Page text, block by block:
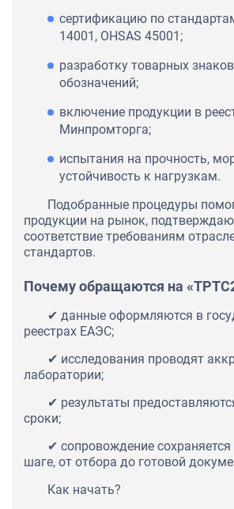
сертификацию по
14001, OHSAS 45001;
разработку товарных
обозначений;
включение продукции в
Минпромторга;
испытания на прочность,
устойчивость к нагрузкам.
Подобранные процедуры
продукции на рынок,
соответствие требованиям
стандартов.
Почему обращаются на
✔ данные оформляются в
реестрах ЕАЭС;
✔ исследования проводят
лаборатории;
✔ результаты
сроки;
✔ сопровождение
шаге, от отбора до готовой
Как начать?